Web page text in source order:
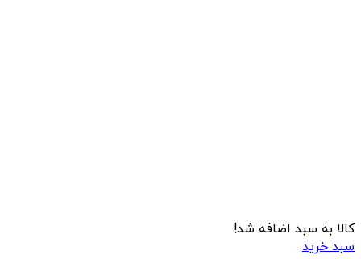
کالا به سبد اضافه شد!
سبد خرید